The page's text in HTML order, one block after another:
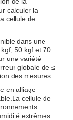
calculer la
cellule de
dans une
50 kgf et 70
une variété
globale de ≤
des mesures.
en alliage
cellule de
extrêmes.